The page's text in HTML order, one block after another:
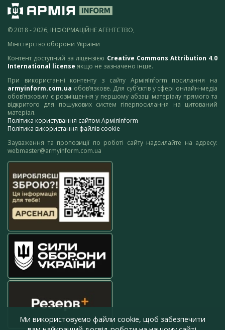
© 2018 - 2026, ІНФОРМАЦІЙНЕ АГЕНТСТВО,
Міністерство оборони України
Контент доступний за ліцензією Creative Commons Attribution 4.0
International license якщо не зазначено інше.
При використанні контенту з сайту АрміяInform посилання на
armyinform.com.ua обов’язкове. Для суб’єктів у сфері онлайн-медіа
обов’язковим є розміщення у першому абзаці матеріалу прямого та
відкритого для пошукових систем гіперпосилання на цитований
матеріал.
Політика користування сайтом АрміяInform
Політика використання файлів cookie
Зауваження та пропозиції по роботі сайту надсилайте на адресу:
webmaster@armyinform.com.ua
Ми використовуємо файли cookie, щоб забезпечити